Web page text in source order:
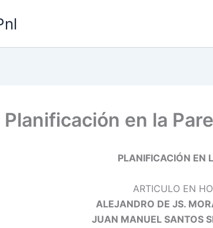
Planificación en la
PLANIFICACIÓN EN
ARTICULO EN
ALEJANDRO DE JS.
JUAN MANUEL SANTOS